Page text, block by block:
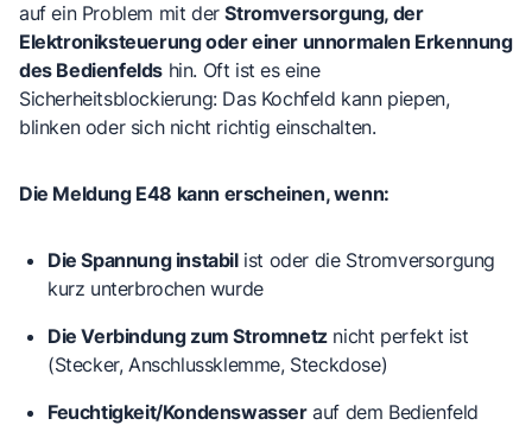
auf ein Problem mit derStromversorgung, der
Elektroniksteuerung oder einer unnormalen Erkennung
des Bedienfelds hin. Oft ist es eine
Sicherheitsblockierung: Das Kochfeld kann piepen,
blinken oder sich nicht richtig einschalten.
Die Meldung E48 kann erscheinen, wenn:
Die Spannung instabilist oder die Stromversorgung
kurz unterbrochen wurde
Die Verbindung zum Stromnetznicht perfekt ist
(Stecker, Anschlussklemme, Steckdose)
Feuchtigkeit/Kondenswasserauf dem Bedienfeld